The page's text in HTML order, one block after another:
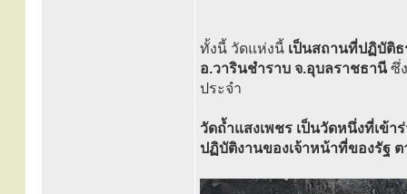
ทั้งนี้ วัดแห่งนี้ เป็นสถานที่ปฏิบัติ
อ.วารินชำราบ จ.อุบลราชธานีซึ่
ประจำ
วัดถ้ำแสงเพชร เป็นวัดหนึ่งที่เข้
ปฏิบัติงานของเจ้าหน้าที่ของรัฐ